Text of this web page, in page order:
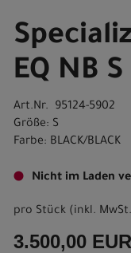
EQ NB
Art.Nr. 95124-5902
Größe: S
Farbe: BLACK/BLACK
Nicht im Laden
pro Stück (inkl.
3.500,00 EUR